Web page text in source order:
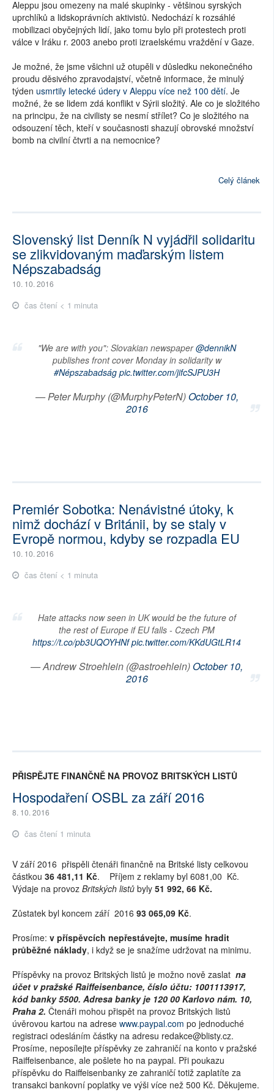
Aleppu jsou omezeny na malé skupinky - většinou syrských
uprchlíků a lidskoprávních aktivistů. Nedochází k rozsáhlé
mobilizaci obyčejných lidí, jako tomu bylo při protestech proti
válce v Iráku r. 2003 anebo proti izraelskému vraždění v Gaze.
Je možné, že jsme všichni už otupěli v důsledku nekonečného
proudu děsivého zpravodajství, včetně informace, že minulý
týden usmrtily letecké údery v Aleppu více než 100 dětí. Je
možné, že se lidem zdá konflikt v Sýrii složitý. Ale co je složitého
na principu, že na civilisty se nesmí střílet? Co je složitého na
odsouzení těch, kteří v současnosti shazují obrovské množství
bomb na civilní čtvrti a na nemocnice?
Celý článek
Slovenský list Denník N vyjádřil solidaritu
se zlikvidovaným maďarským listem
Népszabadság
10. 10. 2016
čas čtení < 1 minuta
"We are with you": Slovakian newspaper@dennikN
publishes front cover Monday in solidarity w
#Népszabadság pic.twitter.com/jifcSJPU3H
— Peter Murphy (@MurphyPeterN)October 10,
2016
Premiér Sobotka: Nenávistné útoky, k
nimž dochází v Británii, by se staly v
Evropě normou, kdyby se rozpadla EU
10. 10. 2016
čas čtení < 1 minuta
Hate attacks now seen in UK would be the future of
the rest of Europe if EU falls - Czech PM
https://t.co/pb3UQOYHNf pic.twitter.com/KKdUGtLR14
— Andrew Stroehlein (@astroehlein)October 10,
2016
PŘISPĚJTE FINANČNĚ NA PROVOZ BRITSKÝCH LISTŮ
Hospodaření OSBL za září 2016
8. 10. 2016
čas čtení 1 minuta
V září 2016 přispěli čtenáři finančně na Britské listy celkovou
částkou 36 481,11 Kč. Příjem z reklamy byl 6081,00 Kč.
Výdaje na provoz Britských listů byly 51 992, 66 Kč.
Zůstatek byl koncem září 2016 93 065,09 Kč.
Prosíme: v příspěvcích nepřestávejte, musíme hradit
průběžné náklady, i když se je snažíme udržovat na minimu.
Příspěvky na provoz Britských listů je možno nově zaslat na
účet v pražské Raiffeisenbance, číslo účtu: 1001113917,
kód banky 5500. Adresa banky je 120 00 Karlovo nám. 10,
Praha 2. Čtenáři mohou přispět na provoz Britských listů
úvěrovou kartou na adrese www.paypal.com po jednoduché
registraci odesláním částky na adresu redakce@blisty.cz.
Prosíme, neposílejte příspěvky ze zahraničí na konto v pražské
Raiffeisenbance, ale pošlete ho na paypal. Při poukazu
příspěvku do Raiffeisenbanky ze zahraničí totiž zaplatíte za
transakci bankovní poplatky ve výši více než 500 Kč. Děkujeme.